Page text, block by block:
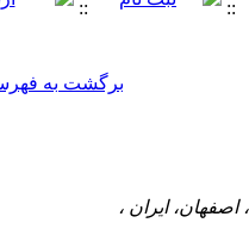
برگشت به
ایران ،